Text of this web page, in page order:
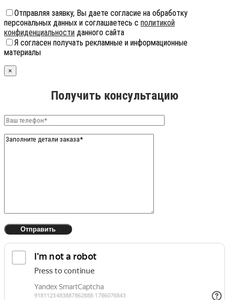
Отправляя заявку, Вы даете согласие на обработку
персональных данных и соглашаетесь с политикой
конфиденциальности данного сайта
Я согласен получать рекламные и информационные
материалы
×
Получить консультацию